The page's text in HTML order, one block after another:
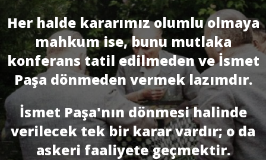
Her halde kararımız olumlu olmaya
mahkum ise, bunu mutlaka
konferans tatil edilmeden ve İsmet
Paşa dönmeden vermek lazımdır.
İsmet Paşa'nın dönmesi halinde
verilecek tek bir karar vardır; o da
askeri faaliyete geçmektir.